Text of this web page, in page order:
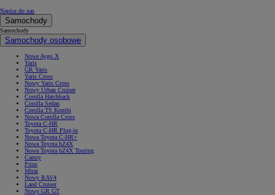
Napisz do nas
Samochody
Samochody
Samochody osobowe
Nowe Aygo X
Yaris
GR Yaris
Yaris Cross
Nowy Yaris Cross
Nowy Urban Cruiser
Corolla Hatchback
Corolla Sedan
Corolla TS Kombi
Nowa Corolla Cross
Toyota C-HR
Toyota C-HR Plug-in
Nowa Toyota C-HR+
Nowa Toyota bZ4X
Nowa Toyota bZ4X Touring
Camry
Prius
Mirai
Nowy RAV4
Land Cruiser
Nowy GR GT